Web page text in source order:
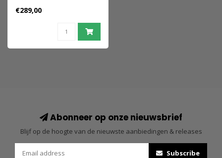
Creator's Model PVC
€289,00
Abonneer op onze nieuwsbrief
Blijf op de hoogte van de nieuwste aanbiedingen & releases
Subscribe